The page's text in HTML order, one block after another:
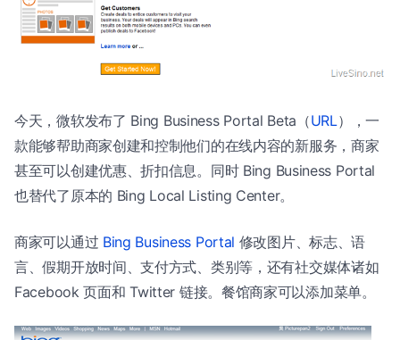
今天，微软发布了 Bing Business Portal Beta（URL），一
款能够帮助商家创建和控制他们的在线内容的新服务，商家
甚至可以创建优惠、折扣信息。同时 Bing Business Portal
也替代了原本的 Bing Local Listing Center。
商家可以通过 Bing Business Portal 修改图片、标志、语
言、假期开放时间、支付方式、类别等，还有社交媒体诸如
Facebook 页面和 Twitter 链接。餐馆商家可以添加菜单。